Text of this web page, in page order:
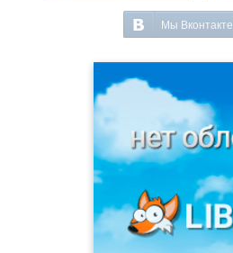
Мы Вконтакте